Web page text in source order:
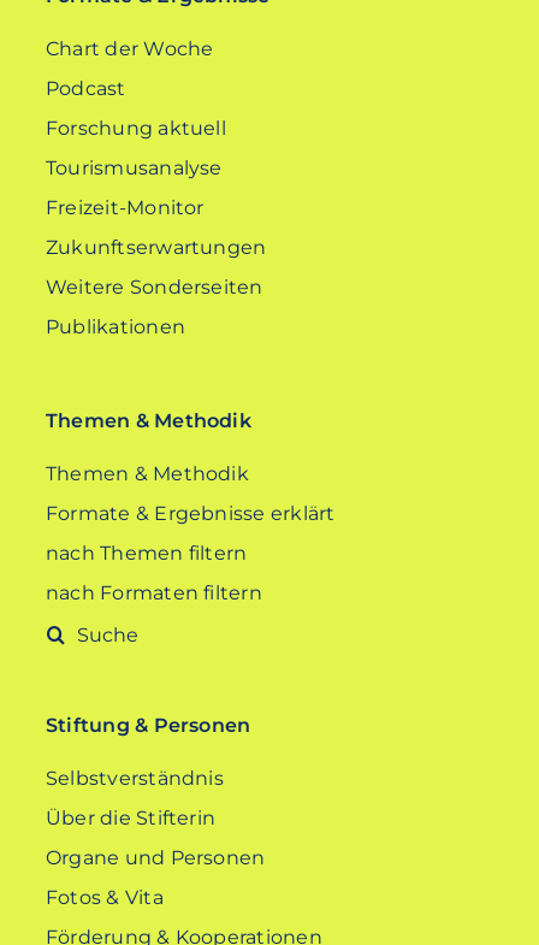
Chart der Woche
Podcast
Forschung aktuell
Tourismusanalyse
Freizeit-Monitor
Zukunftserwartungen
Weitere Sonderseiten
Publikationen
Themen & Methodik
Themen & Methodik
Formate & Ergebnisse erklärt
nach Themen filtern
nach Formaten filtern
Suche
Stiftung & Personen
Selbstverständnis
Über die Stifterin
Organe und Personen
Fotos & Vita
Förderung & Kooperationen